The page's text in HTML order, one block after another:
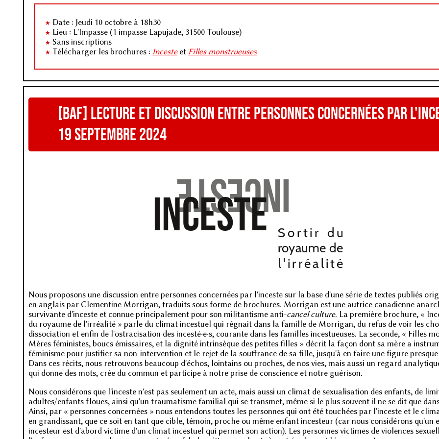
Date : Jeudi 10 octobre à 18h30
Lieu : L'Impasse (1 impasse Lapujade, 31500 Toulouse)
Sans inscriptions
Télécharger les brochures : Incesteet Filles monstrueuses
[BAF] Lecture et discussion entre personnes concernées par
19 septembre 2024
Nous proposons une discussion entre personnes concernées par l'inceste sur la base d'une série de textes publiés
en anglais par Clementine Morrigan, traduits sous forme de brochures. Morrigan est une autrice canadienne
survivante d'inceste et connue principalement pour son militantisme anti-cancel culture. La première brochure, «
du royaume de l'irréalité » parle du climat incestuel qui régnait dans la famille de Morrigan, du refus de voir les
dissociation et enfin de l'ostracisation des incesté·e·s, courante dans les familles incestueuses. La seconde, « Filles
Mères féministes, boucs émissaires, et la dignité intrinsèque des petites filles » décrit la façon dont sa mère a
féminisme pour justifier sa non-intervention et le rejet de la souffrance de sa fille, jusqu'à en faire une figure
Dans ces récits, nous retrouvons beaucoup d'échos, lointains ou proches, de nos vies, mais aussi un regard
qui donne des mots, crée du commun et participe à notre prise de conscience et notre guérison.
Nous considérons que l'inceste n'est pas seulement un acte, mais aussi un climat de sexualisation des enfants, de
adultes/enfants floues, ainsi qu'un traumatisme familial qui se transmet, même si le plus souvent il ne se dit que
Ainsi, par « personnes concernées » nous entendons toutes les personnes qui ont été touchées par l'inceste et le
en grandissant, que ce soit en tant que cible, témoin, proche ou même enfant incesteur (car nous considérons qu'un
incesteur est d'abord victime d'un climat incestuel qui permet son action). Les personnes victimes de violences